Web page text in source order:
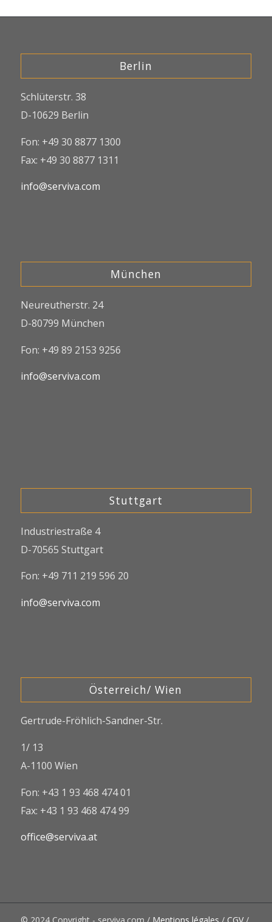
Berlin
Schlüterstr. 38
D-10629 Berlin
Fon: +49 30 8877 1300
Fax: +49 30 8877 1311
info@serviva.com
München
Neureutherstr. 24
D-80799 München
Fon: +49 89 2153 9256
info@serviva.com
Stuttgart
Industriestraße 4
D-70565 Stuttgart
Fon: +49 711 219 596 20
info@serviva.com
Österreich/ Wien
Gertrude-Fröhlich-Sandner-Str.
1/ 13
A-1100 Wien
Fon: +43 1 93 468 474 01
Fax: +43 1 93 468 474 99
office@serviva.at